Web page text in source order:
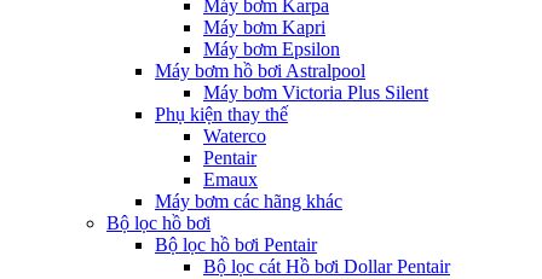
Máy bơm Karpa
Máy bơm Kapri
Máy bơm Epsilon
Máy bơm hồ bơi Astralpool
Máy bơm Victoria Plus Silent
Phụ kiện thay thế
Waterco
Pentair
Emaux
Máy bơm các hãng khác
Bộ lọc hồ bơi
Bộ lọc hồ bơi Pentair
Bộ lọc cát Hồ bơi Dollar Pentair